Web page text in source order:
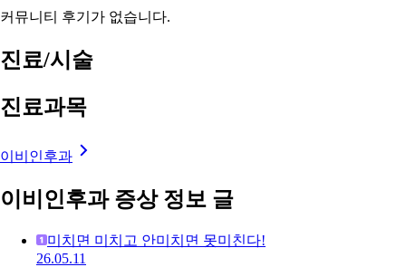
커뮤니티 후기가 없습니다.
진료/시술
진료과목
이비인후과
이비인후과 증상 정보 글
미치면 미치고 안미치면 못미친다!
26.05.11